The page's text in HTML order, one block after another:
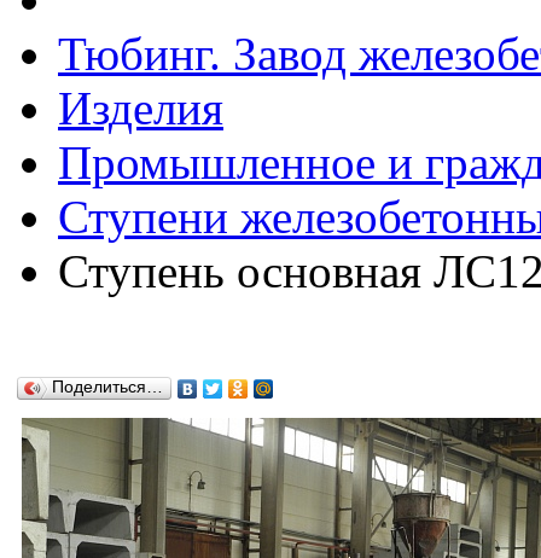
Тюбинг. Завод
Изделия
Промышленное и
Ступени
Ступень основная
Поделиться…